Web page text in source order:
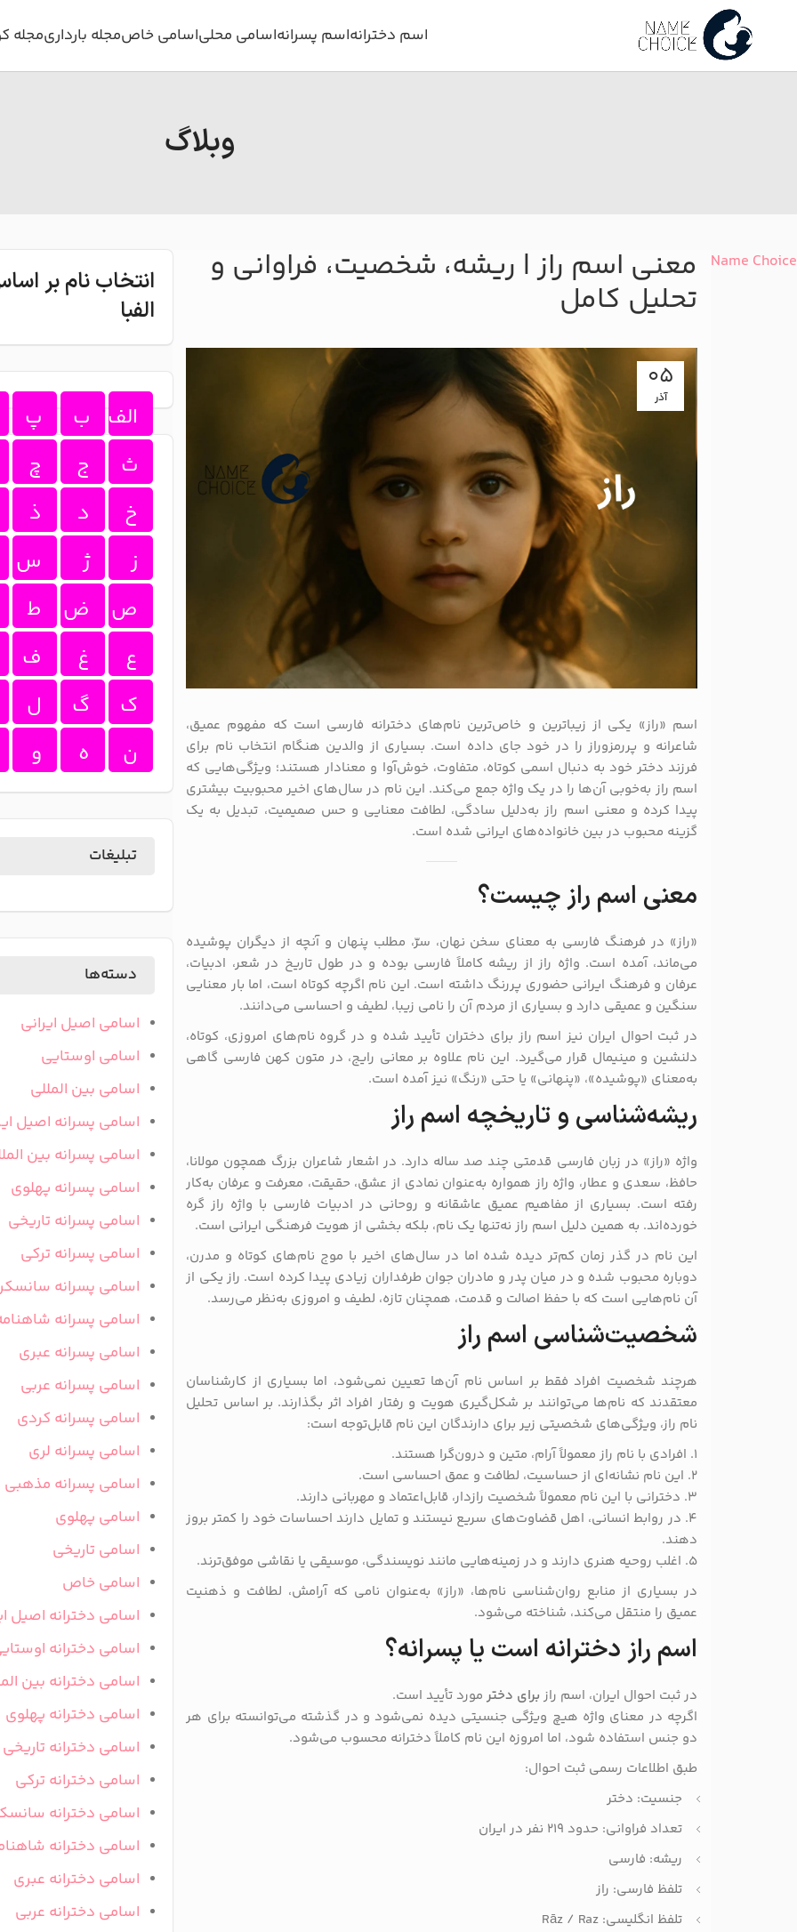
اسم دخترانهاسم پسرانهاسامی محلیاسامی خاصمجله بارداریمجله
وبلاگ
Name Choice معنی اسم راز | ریشه، شخصیت، فراوانی و
تحلیل کامل
05
آذر
اسم «راز» یکی از زیباترین و خاص‌ترین نام‌های دخترانه فارسی است که مفهوم عمیق،
شاعرانه و پررمزوراز را در خود جای داده است. بسیاری از والدین هنگام انتخاب نام برای
فرزند دختر خود به دنبال اسمی کوتاه، متفاوت، خوش‌آوا و معنادار هستند؛ ویژگی‌هایی که
اسم راز به‌خوبی آن‌ها را در یک واژه جمع می‌کند. این نام در سال‌های اخیر محبوبیت بیشتری
پیدا کرده و معنی اسم راز به‌دلیل سادگی، لطافت معنایی و حس صمیمیت، تبدیل به یک
گزینه محبوب در بین خانواده‌های ایرانی شده است.
معنی اسم راز چیست؟
«راز» در فرهنگ فارسی به معنای سخن نهان، سرّ، مطلب پنهان و آنچه از دیگران پوشیده
می‌ماند، آمده است. واژه راز از ریشه کاملاً فارسی بوده و در طول تاریخ در شعر، ادبیات،
عرفان و فرهنگ ایرانی حضوری پررنگ داشته است. این نام اگرچه کوتاه است، اما بار معنایی
سنگین و عمیقی دارد و بسیاری از مردم آن را نامی زیبا، لطیف و احساسی می‌دانند.
در ثبت احوال ایران نیز اسم راز برای دختران تأیید شده و در گروه نام‌های امروزی، کوتاه،
دلنشین و مینیمال قرار می‌گیرد. این نام علاوه بر معانی رایج، در متون کهن فارسی گاهی
به‌معنای «پوشیده»، «پنهانی» یا حتی «رنگ» نیز آمده است.
ریشه‌شناسی و تاریخچه اسم راز
واژه «راز» در زبان فارسی قدمتی چند صد ساله دارد. در اشعار شاعران بزرگ همچون مولانا،
حافظ، سعدی و عطار، واژه راز همواره به‌عنوان نمادی از عشق، حقیقت، معرفت و عرفان به‌کار
رفته است. بسیاری از مفاهیم عمیق عاشقانه و روحانی در ادبیات فارسی با واژه راز گره
خورده‌اند. به همین دلیل اسم راز نه‌تنها یک نام، بلکه بخشی از هویت فرهنگی ایرانی است.
این نام در گذر زمان کم‌تر دیده شده اما در سال‌های اخیر با موج نام‌های کوتاه و مدرن،
دوباره محبوب شده و در میان پدر و مادران جوان طرفداران زیادی پیدا کرده است. راز یکی از
آن نام‌هایی است که با حفظ اصالت و قدمت، همچنان تازه، لطیف و امروزی به‌نظر می‌رسد.
شخصیت‌شناسی اسم راز
هرچند شخصیت افراد فقط بر اساس نام آن‌ها تعیین نمی‌شود، اما بسیاری از کارشناسان
معتقدند که نام‌ها می‌توانند بر شکل‌گیری هویت و رفتار افراد اثر بگذارند. بر اساس تحلیل
نام راز، ویژگی‌های شخصیتی زیر برای دارندگان این نام قابل‌توجه است:
۱. افرادی با نام راز معمولاً آرام، متین و درون‌گرا هستند.
۲. این نام نشانه‌ای از حساسیت، لطافت و عمق احساسی است.
۳. دخترانی با این نام معمولاً شخصیت رازدار، قابل‌اعتماد و مهربانی دارند.
۴. در روابط انسانی، اهل قضاوت‌های سریع نیستند و تمایل دارند احساسات خود را کمتر بروز
دهند.
۵. اغلب روحیه هنری دارند و در زمینه‌هایی مانند نویسندگی، موسیقی یا نقاشی موفق‌ترند.
در بسیاری از منابع روان‌شناسی نام‌ها، «راز» به‌عنوان نامی که آرامش، لطافت و ذهنیت
عمیق را منتقل می‌کند، شناخته می‌شود.
اسم راز دخترانه است یا پسرانه؟
در ثبت احوال ایران، اسم راز برای دختر مورد تأیید است.
اگرچه در معنای واژه هیچ ویژگی جنسیتی دیده نمی‌شود و در گذشته می‌توانسته برای هر
دو جنس استفاده شود، اما امروزه این نام کاملاً دخترانه محسوب می‌شود.
طبق اطلاعات رسمی ثبت احوال:
جنسیت: دختر
تعداد فراوانی: حدود ۲۱۹ نفر در ایران
ریشه: فارسی
تلفظ فارسی: راز
تلفظ انگلیسی: Rāz / Raz
انتخاب نام بر
الفبا
الف ب
پ
ث
ج
چ
خ
د
ذ
ز
ژ
س
ص
ض
ط
ع
غ
ف
ک
گ
ل
ن
ه و
تبلیغات
دسته‌ها
اسامی اصیل ایرانی
اسامی اوستایی
اسامی بین المللی
اسامی پسرانه اصیل
اسامی پسرانه بین
اسامی پسرانه پهلوی
اسامی پسرانه تاریخی
اسامی پسرانه ترکی
اسامی پسرانه
اسامی پسرانه
اسامی پسرانه عبری
اسامی پسرانه عربی
اسامی پسرانه کردی
اسامی پسرانه لری
اسامی پسرانه مذهبی
اسامی پهلوی
اسامی تاریخی
اسامی خاص
اسامی دخترانه اصیل
اسامی دخترانه
اسامی دخترانه بین
اسامی دخترانه پهلوی
اسامی دخترانه تاریخی
اسامی دخترانه ترکی
اسامی دخترانه
اسامی دخترانه
اسامی دخترانه عبری
اسامی دخترانه عربی